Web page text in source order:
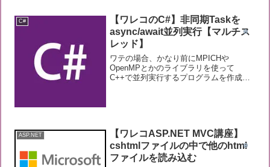
C#
【ワレコのC#】非同期Taskを
async/await並列実行【マルチス
レッド】
ワテの場合、かなり前にMPICHや
OpenMPとかのライブラリを使って
C++で並列実行するプログラムを作成し
ASP.NET
【ワレコASP.NET MVC講座】
cshtmlファイルの中で他のhtml
ファイルを読み込む